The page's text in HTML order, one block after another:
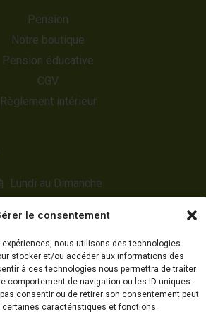
le consentement
expériences, nous utilisons des technologies
stocker et/ou accéder aux informations des
à ces technologies nous permettra de traiter
comportement de navigation ou les ID uniques
consentir ou de retirer son consentement peut
certaines caractéristiques et fonctions.
Pension
Notre boutique
Pension éducative
CGV
Règlement intérieur
Lundi au Dimanche
8h00 à 17h00
Appelez-nous